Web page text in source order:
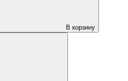
В корзину